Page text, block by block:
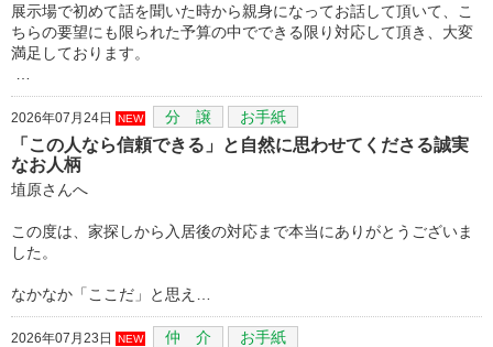
展示場で初めて話を聞いた時から親身になってお話して頂いて、こ
ちらの要望にも限られた予算の中でできる限り対応して頂き、大変
満足しております。
2026年07月24日 NEW 分 譲 お手紙
「この人なら信頼できる」と自然に思わせてくださる誠実
なお人柄
埴原さんへ
この度は、家探しから入居後の対応まで本当にありがとうございま
した。
なかなか「ここだ」と思え…
2026年07月23日 NEW 仲 介 お手紙